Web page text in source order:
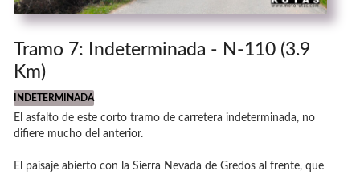
Tramo 7: Indeterminada - N-110 (3.9
Km)
INDETERMINADA
El asfalto de este corto tramo de carretera indeterminada, no
difiere mucho del anterior.
El paisaje abierto con la Sierra Nevada de Gredos al frente, que